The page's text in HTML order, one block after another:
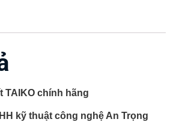
TAIKO chính hãng
kỹ thuật công nghệ An Trọng